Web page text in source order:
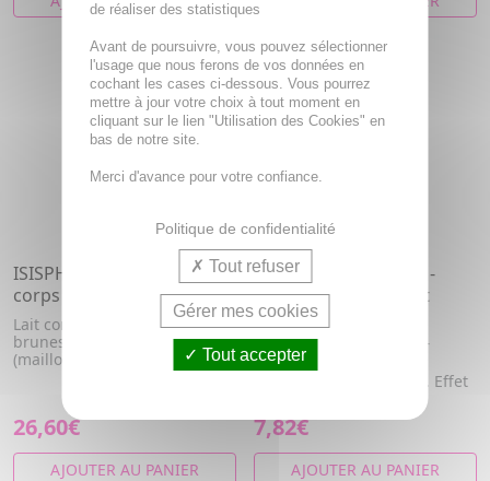
ISISPHARMA Neotone Lait
corps Intensif 100ml
Lait corps intensif tâches
brunes zones sensibles
(maillot et aisselles)
26,60€
AJOUTER AU PANIER
ISISPHARMA Cicapro -
Crème Réparatrice et
Apaisante 40ml
Justement formulé pour
réparer et apaiser les
irritations du quotidien. Effet
7,82€
AJOUTER AU PANIER
de réaliser des statistiques
Avant de poursuivre, vous pouvez sélectionner
l'usage que nous ferons de vos données en
cochant les cases ci-dessous. Vous pourrez
mettre à jour votre choix à tout moment en
cliquant sur le lien "Utilisation des Cookies" en
bas de notre site.
Merci d'avance pour votre confiance.
Politique de confidentialité
Tout refuser
Gérer mes cookies
Tout accepter